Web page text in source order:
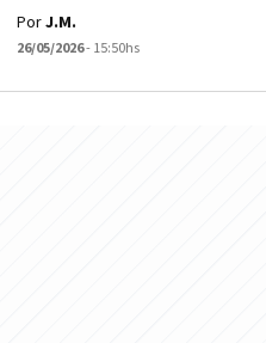
PorJ.M.
26/05/2026- 15:50hs